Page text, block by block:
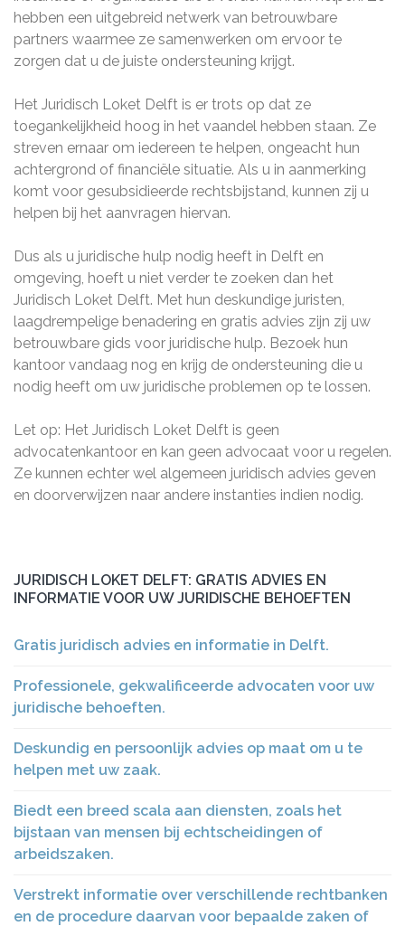
hebben een uitgebreid netwerk van betrouwbare
partners waarmee ze samenwerken om ervoor te
zorgen dat u de juiste ondersteuning krijgt.
Het Juridisch Loket Delft is er trots op dat ze
toegankelijkheid hoog in het vaandel hebben staan. Ze
streven ernaar om iedereen te helpen, ongeacht hun
achtergrond of financiële situatie. Als u in aanmerking
komt voor gesubsidieerde rechtsbijstand, kunnen zij u
helpen bij het aanvragen hiervan.
Dus als u juridische hulp nodig heeft in Delft en
omgeving, hoeft u niet verder te zoeken dan het
Juridisch Loket Delft. Met hun deskundige juristen,
laagdrempelige benadering en gratis advies zijn zij uw
betrouwbare gids voor juridische hulp. Bezoek hun
kantoor vandaag nog en krijg de ondersteuning die u
nodig heeft om uw juridische problemen op te lossen.
Let op: Het Juridisch Loket Delft is geen
advocatenkantoor en kan geen advocaat voor u regelen.
Ze kunnen echter wel algemeen juridisch advies geven
en doorverwijzen naar andere instanties indien nodig.
JURIDISCH LOKET DELFT: GRATIS ADVIES EN
INFORMATIE VOOR UW JURIDISCHE BEHOEFTEN
Gratis juridisch advies en informatie in Delft.
Professionele, gekwalificeerde advocaten voor uw
juridische behoeften.
Deskundig en persoonlijk advies op maat om u te
helpen met uw zaak.
Biedt een breed scala aan diensten, zoals het
bijstaan van mensen bij echtscheidingen of
arbeidszaken.
Verstrekt informatie over verschillende rechtbanken
en de procedure daarvan voor bepaalde zaken of